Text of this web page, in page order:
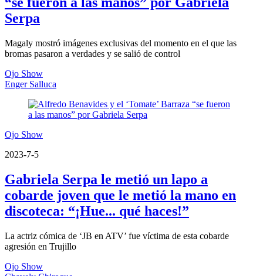
Serpa
Magaly mostró imágenes exclusivas del momento en el que las
bromas pasaron a verdades y se salió de control
Ojo Show
Enger Salluca
Ojo Show
2023-7-5
Gabriela Serpa le metió un lapo a
cobarde joven que le metió la mano en
discoteca: “¡Hue... qué haces!”
La actriz cómica de ‘JB en ATV’ fue víctima de esta cobarde
agresión en Trujillo
Ojo Show